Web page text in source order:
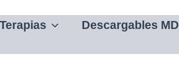
Terapias Descargables MD